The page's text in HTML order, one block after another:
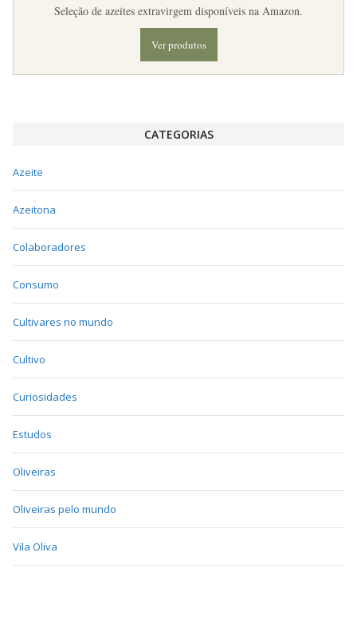
Seleção de azeites extravirgem disponíveis na Amazon.
Ver produtos
CATEGORIAS
Azeite
Azeitona
Colaboradores
Consumo
Cultivares no mundo
Cultivo
Curiosidades
Estudos
Oliveiras
Oliveiras pelo mundo
Vila Oliva